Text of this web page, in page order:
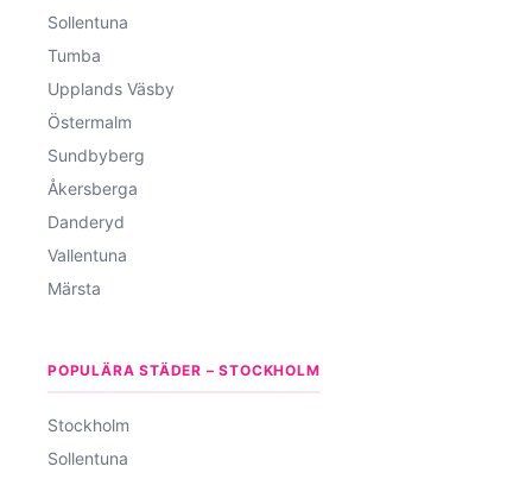
Sollentuna
Tumba
Upplands Väsby
Östermalm
Sundbyberg
Åkersberga
Danderyd
Vallentuna
Märsta
POPULÄRA STÄDER – STOCKHOLM
Stockholm
Sollentuna